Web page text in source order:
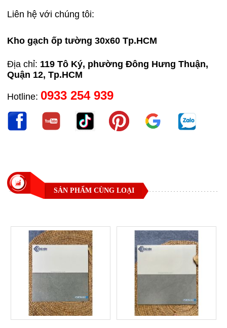
Liên hệ với chúng tôi:
Kho gạch ốp tường 30x60 Tp.HCM
Địa chỉ: 119 Tô Ký, phường Đông Hưng Thuận,
Quận 12, Tp.HCM
Hotline: 0933 254 939
SẢN PHẨM CÙNG LOẠI